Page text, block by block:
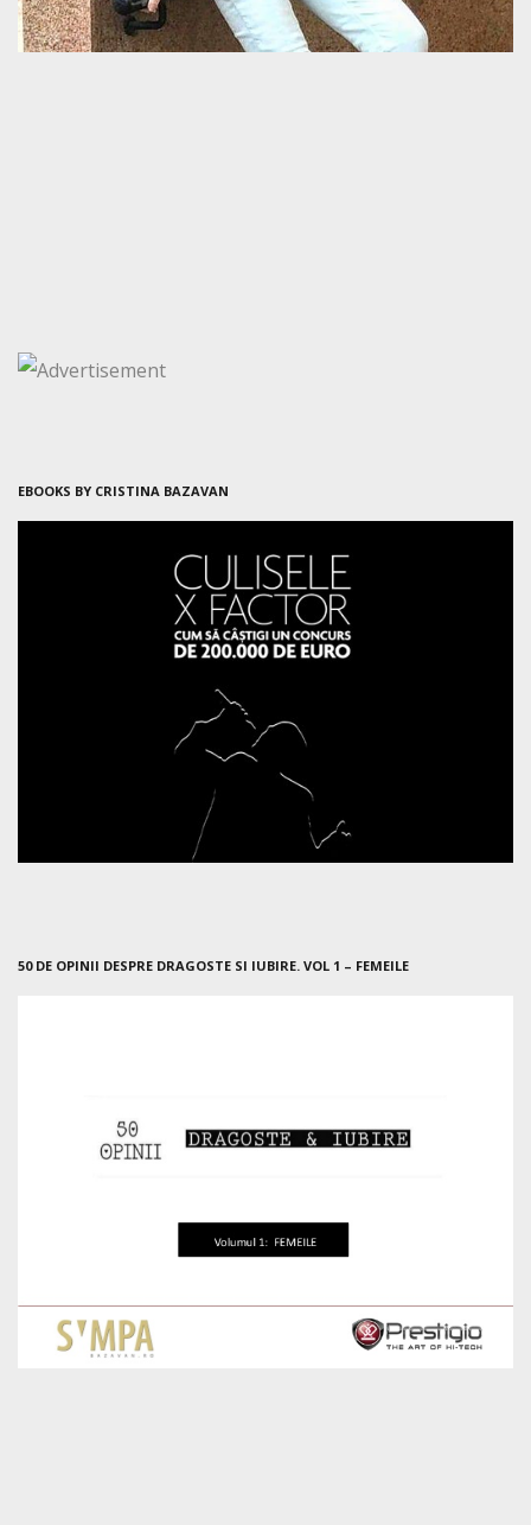
EBOOKS BY CRISTINA BAZAVAN
50 DE OPINII DESPRE DRAGOSTE SI IUBIRE. VOL 1 – FEMEILE